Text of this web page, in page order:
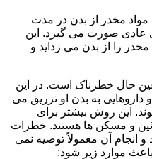
مخدر از بدن در مدت
عادی صورت می گیرد. این
را از بدن می زداید و
حال خطرناک است. در این
به بدن او تزریق می
این روش بیشتر برای
و مسکن ها هستند. خطرات
انجام آن معمولاً توصیه نمی
موارد زیر شود: